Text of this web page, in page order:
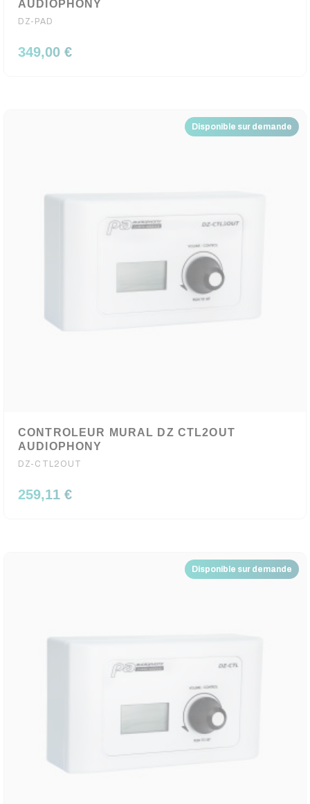
AUDIOPHONY
DZ-PAD
349,00 €
Disponible sur demande
CONTROLEUR MURAL DZ CTL2OUT
AUDIOPHONY
DZ-CTL2OUT
259,11 €
Disponible sur demande